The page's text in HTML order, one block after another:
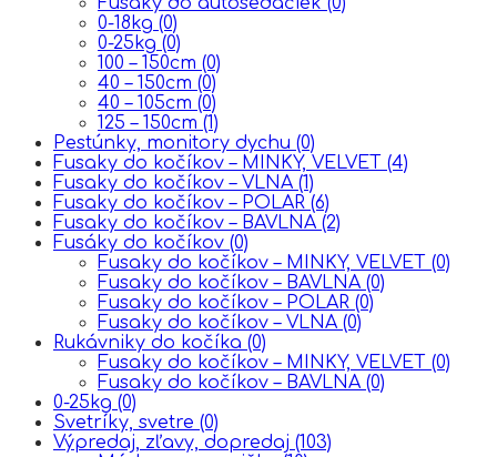
0-18kg (0)
0-25kg (0)
100 – 150cm (0)
40 – 150cm (0)
40 – 105cm (0)
125 – 150cm (1)
Pestúnky, monitory dychu (0)
Fusaky do kočíkov – MINKY, VELVET (4)
Fusaky do kočíkov – VLNA (1)
Fusaky do kočíkov – POLAR (6)
Fusaky do kočíkov – BAVLNA (2)
Fusáky do kočíkov (0)
Fusaky do kočíkov – MINKY, VELVET (0)
Fusaky do kočíkov – BAVLNA (0)
Fusaky do kočíkov – POLAR (0)
Fusaky do kočíkov – VLNA (0)
Rukávniky do kočíka (0)
Fusaky do kočíkov – MINKY, VELVET (0)
Fusaky do kočíkov – BAVLNA (0)
0-25kg (0)
Svetríky, svetre (0)
Výpredaj, zľavy, dopredaj (103)